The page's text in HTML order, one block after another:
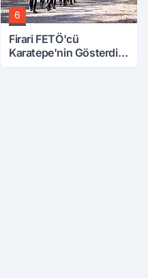
6
Firari FETÖ'cü
Karatepe'nin Gösterdiği